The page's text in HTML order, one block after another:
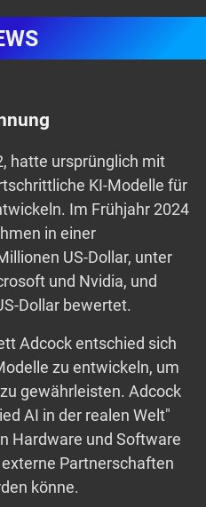
hatte ursprünglich mit
KI-Modelle für
Im Frühjahr 2024
in einer
US-Dollar, unter
und Nvidia, und
Dollar bewertet.
Adcock entschied sich
zu entwickeln, um
gewährleisten. Adcock
AI in der realen Welt"
Hardware und Software
Partnerschaften
könne.